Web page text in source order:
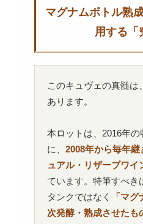
マグナムボトル熟
用する「
このキュヴェの真髄
あります。
本ロットは、2016年
に、 2008年から毎年
ュアル・リザーブワイ
ています。特筆すべき
タンクではなく
「マ
次発酵・熟成させたも